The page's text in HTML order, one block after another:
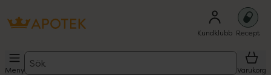
Kundklubb Recept
Meny
Sök
Varukorg